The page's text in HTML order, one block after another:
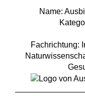
Name:
Fachrichtung: